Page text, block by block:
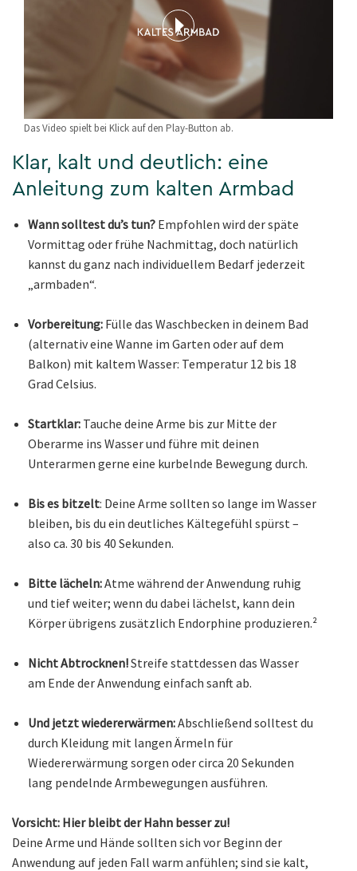
Das Video spielt bei Klick auf den Play-Button ab.
Klar, kalt und deutlich: eine
Anleitung zum kalten Armbad
Wann solltest du’s tun? Empfohlen wird der späte
Vormittag oder frühe Nachmittag, doch natürlich
kannst du ganz nach individuellem Bedarf jederzeit
„armbaden“.
Vorbereitung: Fülle das Waschbecken in deinem Bad
(alternativ eine Wanne im Garten oder auf dem
Balkon) mit kaltem Wasser: Temperatur 12 bis 18
Grad Celsius.
Startklar: Tauche deine Arme bis zur Mitte der
Oberarme ins Wasser und führe mit deinen
Unterarmen gerne eine kurbelnde Bewegung durch.
Bis es bitzelt: Deine Arme sollten so lange im Wasser
bleiben, bis du ein deutliches Kältegefühl spürst –
also ca. 30 bis 40 Sekunden.
Bitte lächeln:Atme während der Anwendung ruhig
und tief weiter; wenn du dabei lächelst, kann dein
Körper übrigens zusätzlich Endorphine produzieren.²
Nicht Abtrocknen!Streife stattdessen das Wasser
am Ende der Anwendung einfach sanft ab.
Und jetzt wiedererwärmen:Abschließend solltest du
durch Kleidung mit langen Ärmeln für
Wiedererwärmung sorgen oder circa 20 Sekunden
lang pendelnde Armbewegungen ausführen.
Vorsicht: Hier bleibt der Hahn besser zu!
Deine Arme und Hände sollten sich vor Beginn der
Anwendung auf jeden Fall warm anfühlen; sind sie kalt,